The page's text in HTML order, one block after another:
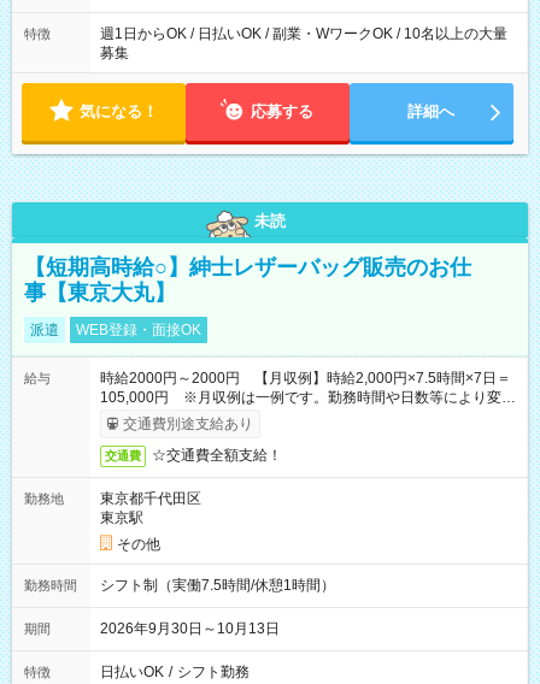
特徴
週1日からOK / 日払いOK / 副業・WワークOK / 10名以上の大量
募集
気になる！ 応募する 詳細へ
未読
【短期高時給○】紳士レザーバッグ販売のお仕
事【東京大丸】
派遣 WEB登録・面接OK
給与
時給2000円～2000円 【月収例】時給2,000円×7.5時間×7日＝
105,000円 ※月収例は一例です。勤務時間や日数等により変動
いたします。
交通費別途支給あり
交通費 ☆交通費全額支給！
勤務地
東京都千代田区
東京駅
その他
勤務時間 シフト制（実働7.5時間/休憩1時間）
期間 2026年9月30日～10月13日
特徴 日払いOK / シフト勤務